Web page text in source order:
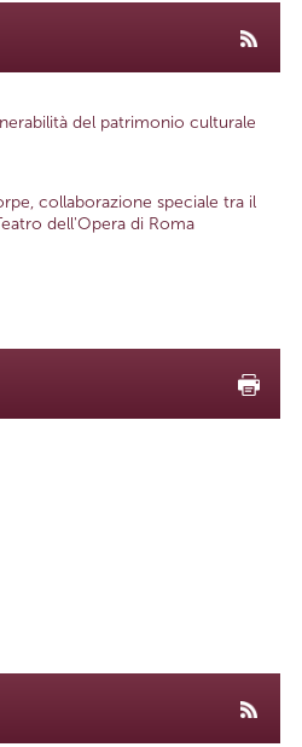
del patrimonio culturale
collaborazione speciale tra il
dell'Opera di Roma